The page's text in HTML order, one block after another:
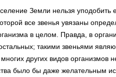
Земли нельзя
все звенья увязаны
в целом. Правда, в
такими звеньями
других видов
было бы даже желательным